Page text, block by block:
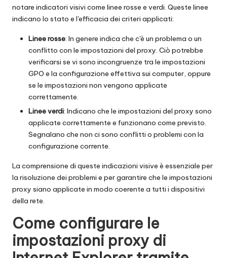
notare indicatori visivi come linee rosse e verdi. Queste linee
indicano lo stato e l'efficacia dei criteri applicati:
Linee rosse: In genere indica che c'è un problema o un
conflitto con le impostazioni del proxy. Ciò potrebbe
verificarsi se vi sono incongruenze tra le impostazioni
GPO e la configurazione effettiva sui computer, oppure
se le impostazioni non vengono applicate
correttamente.
Linee verdi: Indicano che le impostazioni del proxy sono
applicate correttamente e funzionano come previsto.
Segnalano che non ci sono conflitti o problemi con la
configurazione corrente.
La comprensione di queste indicazioni visive è essenziale per
la risoluzione dei problemi e per garantire che le impostazioni
proxy siano applicate in modo coerente a tutti i dispositivi
della rete.
Come configurare le
impostazioni proxy di